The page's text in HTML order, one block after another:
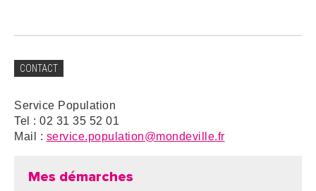
CONTACT
Service Population
Tel : 02 31 35 52 01
Mail : service.population@mondeville.fr
Mes démarches